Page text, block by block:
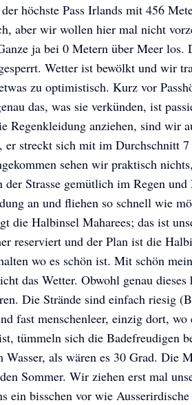
höchste Pass Irlands mit 456
aber wir wollen hier mal nicht
ja bei 0 Metern über Meer los.
Wetter ist bewölkt und wir
zu optimistisch. Kurz vor
das, was sie verkünden, ist
Regenkleidung anziehen, sind wir
er streckt sich mit im Durchschnitt
sehen wir praktisch
der Strasse gemütlich im Regen und
an und fliehen so schnell wie
die Halbinsel Maharees; das ist
reserviert und der Plan ist die
wo es schön ist. Mit schön
das Wetter. Obwohl genau dieses
Die Strände sind einfach riesig
fast menschenleer, einzig dort, wo
tümmeln sich die Badefreudigen
als wären es 30 Grad. Die
Sommer. Wir ziehen erst mal
ein bisschen vor wie